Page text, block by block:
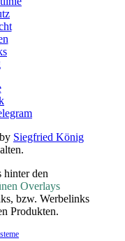
Siegfried König
den
Overlays
bzw. Werbelinks
Produkten.